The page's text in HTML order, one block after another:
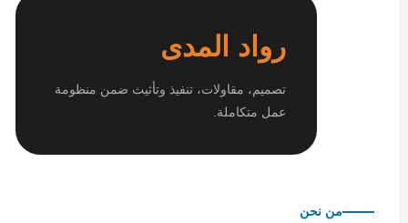
رواد المدى
تصميم، مقاولات، تنفيذ وتأثيث ضمن منظومة
عمل متكاملة.
من نحن